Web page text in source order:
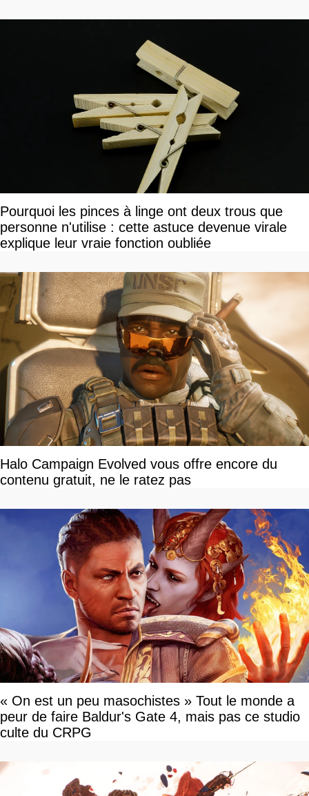
Pourquoi les pinces à linge ont deux trous que
personne n'utilise : cette astuce devenue virale
explique leur vraie fonction oubliée
Halo Campaign Evolved vous offre encore du
contenu gratuit, ne le ratez pas
« On est un peu masochistes » Tout le monde a
peur de faire Baldur's Gate 4, mais pas ce studio
culte du CRPG